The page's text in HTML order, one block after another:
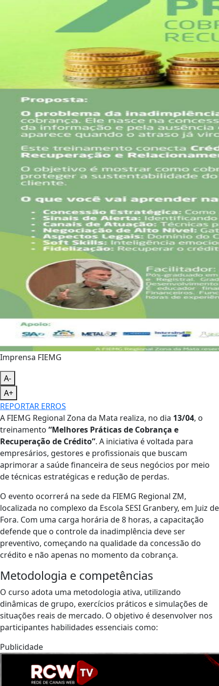
Imprensa FIEMG
A-
A+
REPORTAR ERROS
A FIEMG Regional Zona da Mata realiza, no dia 13/04, o
treinamento “Melhores Práticas de Cobrança e
Recuperação de Crédito”. A iniciativa é voltada para
empresários, gestores e profissionais que buscam
aprimorar a saúde financeira de seus negócios por meio
de técnicas estratégicas e redução de perdas.
​O evento ocorrerá na sede da FIEMG Regional ZM,
localizada no complexo da Escola SESI Granbery, em Juiz de
Fora. Com uma carga horária de 8 horas, a capacitação
defende que o controle da inadimplência deve ser
preventivo, começando na qualidade da concessão do
crédito e não apenas no momento da cobrança.
​Metodologia e competências
​O curso adota uma metodologia ativa, utilizando
dinâmicas de grupo, exercícios práticos e simulações de
situações reais de mercado. O objetivo é desenvolver nos
participantes habilidades essenciais como:
Publicidade